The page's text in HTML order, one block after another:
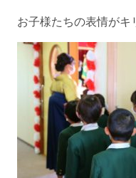
お子様たちの表情がキ